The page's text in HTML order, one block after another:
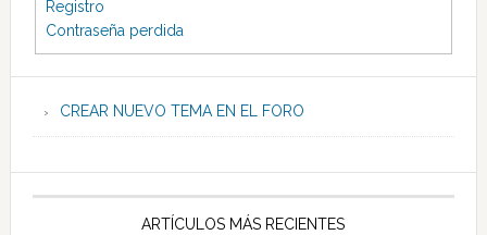
Registro
Contraseña perdida
CREAR NUEVO TEMA EN EL FORO
ARTÍCULOS MÁS RECIENTES